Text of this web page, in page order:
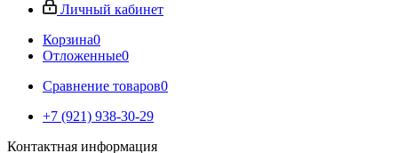
Личный кабинет
Корзина0
Отложенные0
Сравнение товаров0
+7 (921) 938-30-29
Контактная информация